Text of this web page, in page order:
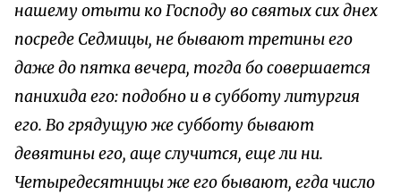
нашему отыти ко Господу во святых сих днех
посреде Седмицы, не бывают третины его
даже до пятка вечера, тогда бо совершается
панихида его: подобно и в субботу литургия
его. Во грядущую же субботу бывают
девятины его, аще случится, еще ли ни.
Четыредесятницы же его бывают, егда число